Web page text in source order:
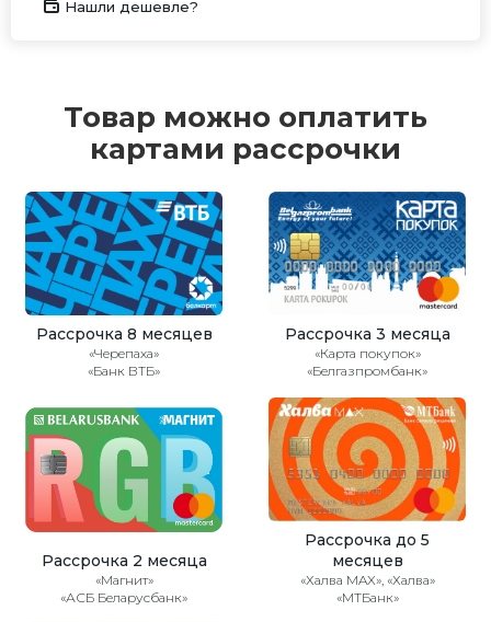
Нашли дешевле?
Товар можно оплатить
картами рассрочки
Рассрочка 8 месяцев
«Черепаха»
«Банк ВТБ»
Рассрочка 3 месяца
«Карта покупок»
«Белгазпромбанк»
Рассрочка 2 месяца
«Магнит»
«АСБ Беларусбанк»
Рассрочка до 5
месяцев
«Халва MAX», «Халва»
«МТБанк»